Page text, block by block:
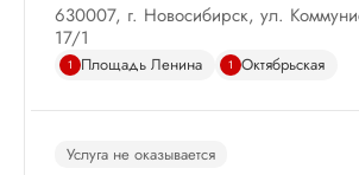
630007, г. Новосибирск, ул.
17/1
1 Площадь Ленина 1 Октябрьская
Услуга не оказывается